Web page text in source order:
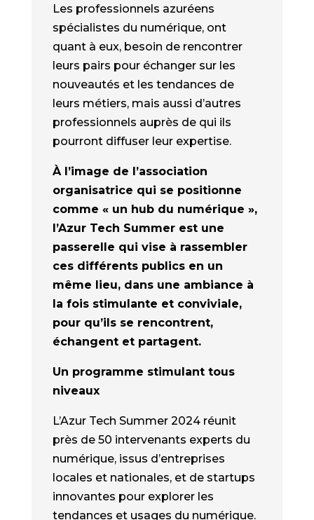
Les professionnels azuréens
spécialistes du numérique, ont
quant à eux, besoin de rencontrer
leurs pairs pour échanger sur les
nouveautés et les tendances de
leurs métiers, mais aussi d’autres
professionnels auprès de qui ils
pourront diffuser leur expertise.
À l’image de l’association
organisatrice qui se positionne
comme « un hub du numérique »,
l’Azur Tech Summer est une
passerelle qui vise à rassembler
ces différents publics en un
même lieu, dans une ambiance à
la fois stimulante et conviviale,
pour qu’ils se rencontrent,
échangent et partagent.
Un programme stimulant tous
niveaux
L’Azur Tech Summer 2024 réunit
près de 50 intervenants experts du
numérique, issus d’entreprises
locales et nationales, et de startups
innovantes pour explorer les
tendances et usages du numérique.